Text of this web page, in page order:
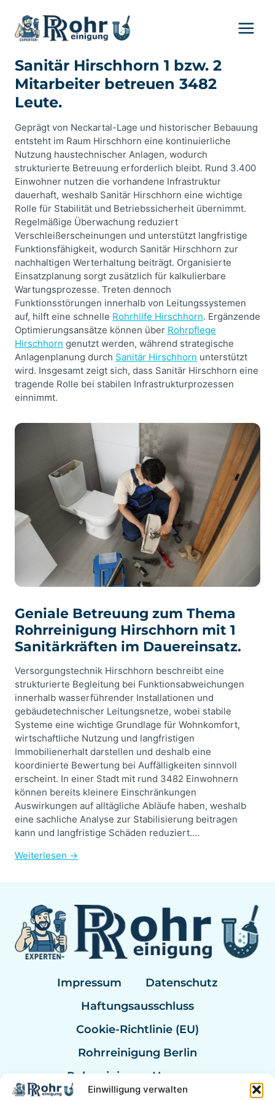
Einwilligung verwalten
Inhalt
springen
Sanitär Hirschhorn 1 bzw. 2
Mitarbeiter betreuen 3482
Leute.
Geprägt von Neckartal-Lage und historischer Bebauung
entsteht im Raum Hirschhorn eine kontinuierliche
Nutzung haustechnischer Anlagen, wodurch
strukturierte Betreuung erforderlich bleibt. Rund 3.400
Einwohner nutzen die vorhandene Infrastruktur
dauerhaft, weshalb Sanitär Hirschhorn eine wichtige
Rolle für Stabilität und Betriebssicherheit übernimmt.
Regelmäßige Überwachung reduziert
Verschleißerscheinungen und unterstützt langfristige
Funktionsfähigkeit, wodurch Sanitär Hirschhorn zur
nachhaltigen Werterhaltung beiträgt. Organisierte
Einsatzplanung sorgt zusätzlich für kalkulierbare
Wartungsprozesse. Treten dennoch
Funktionsstörungen innerhalb von Leitungssystemen
auf, hilft eine schnelle Rohrhilfe Hirschhorn. Ergänzende
Optimierungsansätze können über Rohrpflege
Hirschhorn genutzt werden, während strategische
Anlagenplanung durch Sanitär Hirschhorn unterstützt
wird. Insgesamt zeigt sich, dass Sanitär Hirschhorn eine
tragende Rolle bei stabilen Infrastrukturprozessen
einnimmt.
Geniale Betreuung zum Thema
Rohrreinigung Hirschhorn mit 1
Sanitärkräften im Dauereinsatz.
Versorgungstechnik Hirschhorn beschreibt eine
strukturierte Begleitung bei Funktionsabweichungen
innerhalb wasserführender Installationen und
gebäudetechnischer Leitungsnetze, wobei stabile
Systeme eine wichtige Grundlage für Wohnkomfort,
wirtschaftliche Nutzung und langfristigen
Immobilienerhalt darstellen und deshalb eine
koordinierte Bewertung bei Auffälligkeiten sinnvoll
erscheint. In einer Stadt mit rund 3482 Einwohnern
können bereits kleinere Einschränkungen
Auswirkungen auf alltägliche Abläufe haben, weshalb
eine sachliche Analyse zur Stabilisierung beitragen
kann und langfristige Schäden reduziert.…
Weiterlesen →
Impressum
Datenschutz
Haftungsausschluss
Cookie-Richtlinie (EU)
Rohrreinigung Berlin
Rohrreinigung Hannover